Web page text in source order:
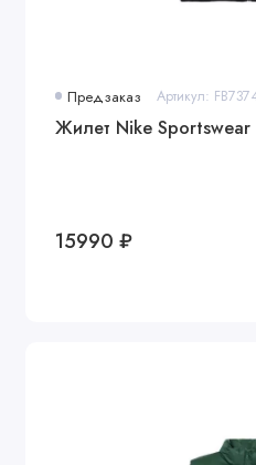
Предзаказ Артикул:
Жилет Nike Sportswear
15990 ₽